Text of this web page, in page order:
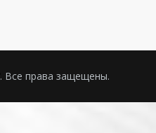
. Все права защещены.